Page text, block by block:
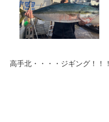
高手北・・・・ジギング！！！